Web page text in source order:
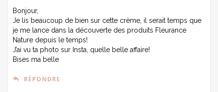
Bonjour,
Je lis beaucoup de bien sur cette crème, il serait temps que
je me lance dans la découverte des produits Fleurance
Nature depuis le temps!
J’ai vu ta photo sur Insta, quelle belle affaire!
Bises ma belle
RÉPONDRE